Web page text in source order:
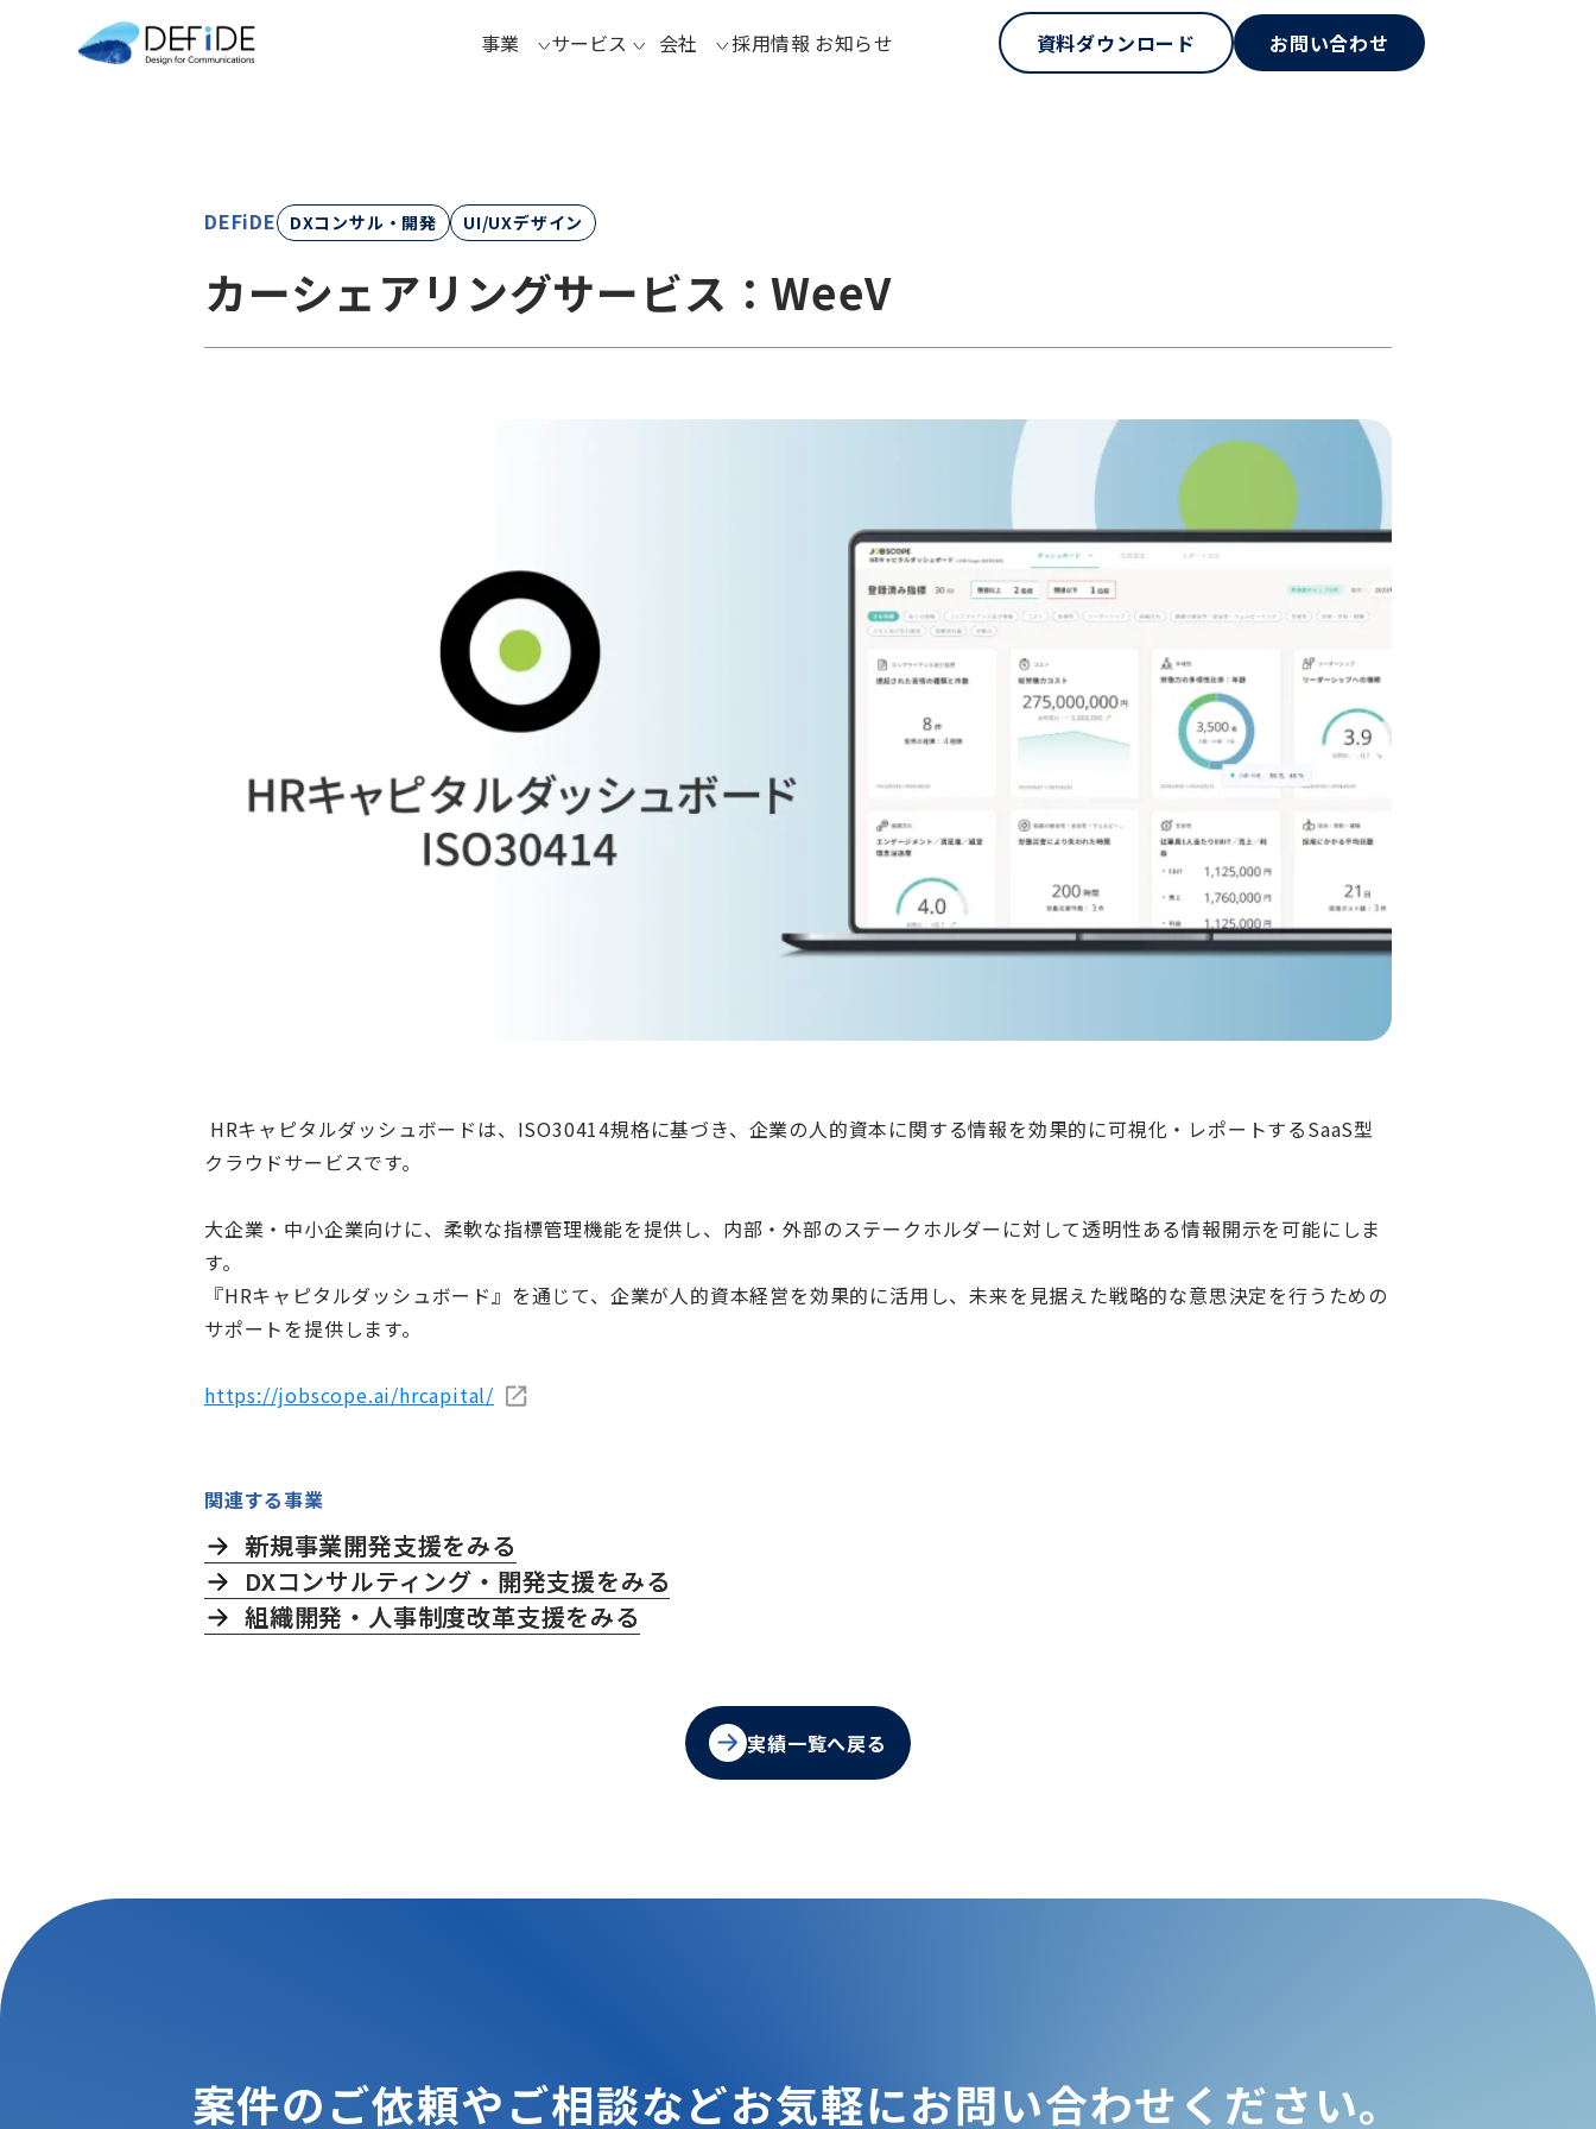
事業 サービス 会社 採用情報 お知らせ 資料ダウンロード お問い合わせ
DEFiDE DXコンサル・開発 UI/UXデザイン
カーシェアリングサービス：WeeV
HRキャピタルダッシュボードは、 ISO30414規格に基づき、企業の人的資本に関する情報を効果的に可視化・レポートするSaaS型
クラウドサービスです。
大企業・中小企業向けに、柔軟な指標管理機能を提供し、内部・外部のステークホルダーに対して透明性ある情報開示を可能にしま
す。
『HRキャピタルダッシュボード』を通じて、企業が人的資本経営を効果的に活用し、未来を見据えた戦略的な意思決定を行うための
サポートを提供します。
https://jobscope.ai/hrcapital/
関連する事業
新規事業開発支援をみる
DXコンサルティング・開発支援をみる
組織開発・人事制度改革支援をみる
実績一覧へ戻る
案件のご依頼やご相談などお気軽にお問い合わせください。